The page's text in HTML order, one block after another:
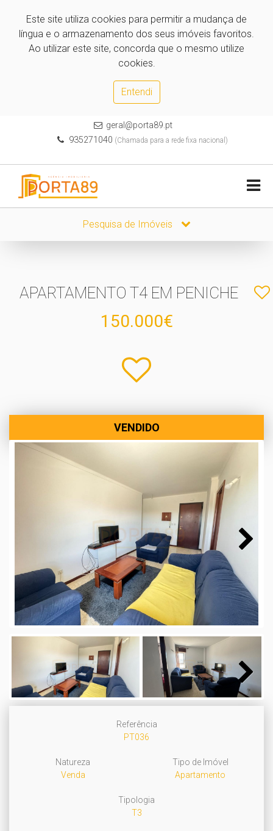
Este site utiliza cookies para permitir a mudança de
língua e o armazenamento dos seus imóveis favoritos.
Ao utilizar este site, concorda que o mesmo utilize
cookies.
Entendi
geral@porta89.pt
935271040 (Chamada para a rede fixa nacional)
Pesquisa de Imóveis
APARTAMENTO T4 EM PENICHE
150.000€
VENDIDO
Next
Referência
PT036
Natureza
Venda
Tipo de Imóvel
Apartamento
Tipologia
T3